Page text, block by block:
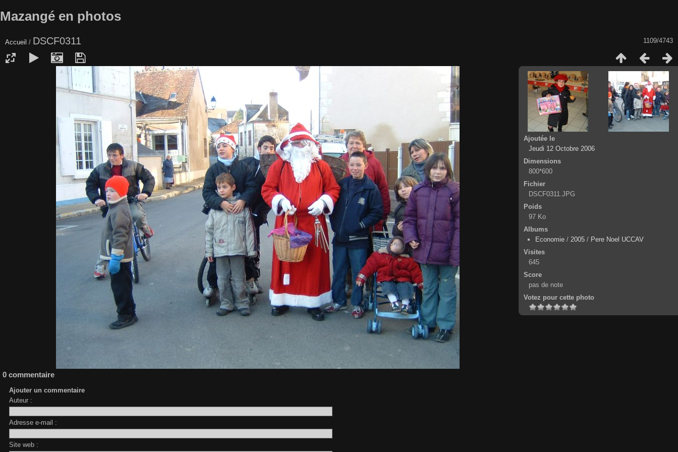
Mazangé en photos
1109/4743
Accueil / DSCF0311
Ajoutée le
Jeudi 12 Octobre 2006
Dimensions
800*600
Fichier
DSCF0311.JPG
Poids
97 Ko
Albums
Economie / 2005 / Pere Noel UCCAV
Visites
645
Score
pas de note
Votez pour cette photo
0 commentaire
Ajouter un commentaire
Auteur :
Adresse e-mail :
Site web :